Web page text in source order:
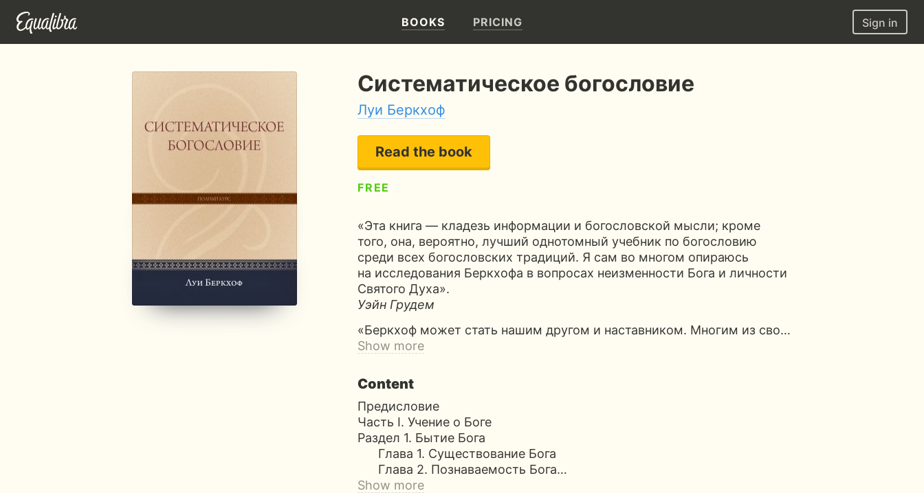
BOOKS PRICING Sign in
Систематическое богословие
Луи Беркхоф
Read the book
FREE
«Эта книга — кладезь информации и богословской мысли; кроме
того, она, вероятно, лучший однотомный учебник по богословию
среди всех богословских традиций. Я сам во многом опираюсь
на исследования Беркхофа в вопросах неизменности Бога и личности
Святого Духа».
Уэйн Грудем
«Беркхоф может стать нашим другом и наставником. Многим из сво…
Show more
Content
Предисловие
Часть I. Учение о Боге
Раздел 1. Бытие Бога
Глава 1. Существование Бога
Глава 2. Познаваемость Бога…
Show more